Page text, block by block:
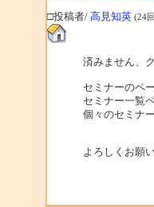
□投稿者/ 高見知英 (24
済みません、
セミナーのペ
セミナー一覧
個々のセミナ
よろしくお願